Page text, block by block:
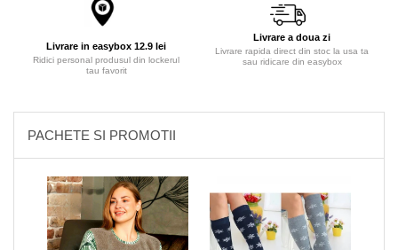
Livrare in easybox 12.9 lei
Ridici personal produsul din lockerul
tau favorit
Livrare a doua zi
Livrare rapida direct din stoc la usa ta
sau ridicare din easybox
PACHETE SI PROMOTII